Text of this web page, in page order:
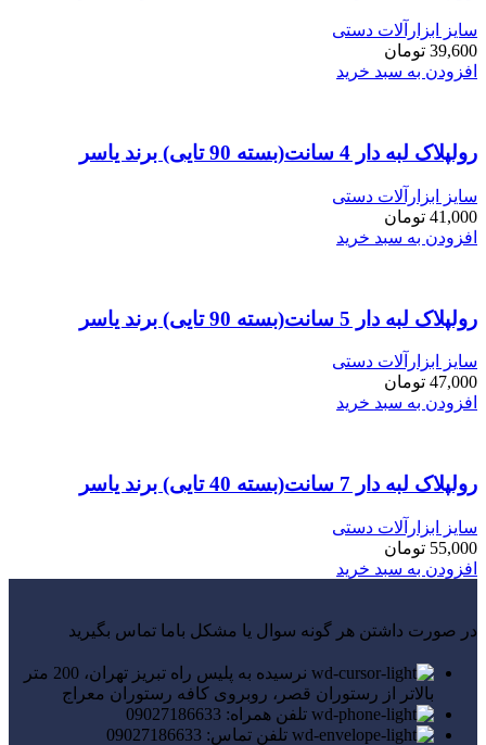
سایز ابزارآلات دستی
39,600 تومان
افزودن به سبد خرید
رولپلاک لبه دار 4 سانت(بسته 90 تایی) برند یاسر
سایز ابزارآلات دستی
41,000 تومان
افزودن به سبد خرید
رولپلاک لبه دار 5 سانت(بسته 90 تایی) برند یاسر
سایز ابزارآلات دستی
47,000 تومان
افزودن به سبد خرید
رولپلاک لبه دار 7 سانت(بسته 40 تایی) برند یاسر
سایز ابزارآلات دستی
55,000 تومان
افزودن به سبد خرید
در صورت داشتن هر گونه سوال یا مشکل باما تماس بگیرید
نرسیده به پلیس راه تبریز تهران، 200 متر
بالاتر از رستوران قصر، روبروی کافه رستوران معراج
تلفن همراه: 09027186633
تلفن تماس: 09027186633